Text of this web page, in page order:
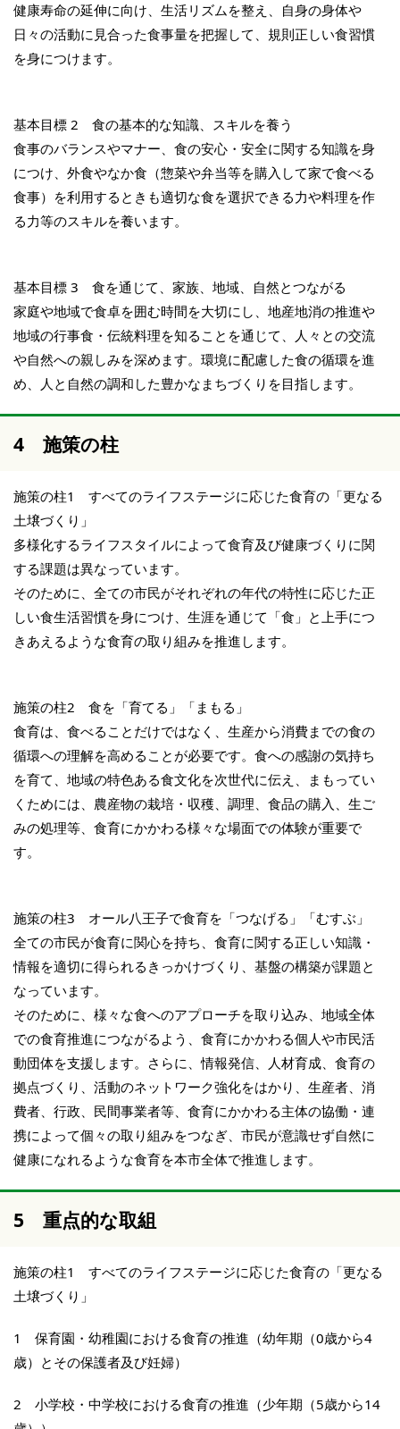
健康寿命の延伸に向け、生活リズムを整え、自身の身体や
日々の活動に見合った食事量を把握して、規則正しい食習慣
を身につけます。
基本目標 2 食の基本的な知識、スキルを養う
食事のバランスやマナー、食の安心・安全に関する知識を身
につけ、外食やなか食（惣菜や弁当等を購入して家で食べる
食事）を利用するときも適切な食を選択できる力や料理を作
る力等のスキルを養います。
基本目標 3 食を通じて、家族、地域、自然とつながる
家庭や地域で食卓を囲む時間を大切にし、地産地消の推進や
地域の行事食・伝統料理を知ることを通じて、人々との交流
や自然への親しみを深めます。環境に配慮した食の循環を進
め、人と自然の調和した豊かなまちづくりを目指します。
4 施策の柱
施策の柱1 すべてのライフステージに応じた食育の「更なる
土壌づくり」
多様化するライフスタイルによって食育及び健康づくりに関
する課題は異なっています。
そのために、全ての市民がそれぞれの年代の特性に応じた正
しい食生活習慣を身につけ、生涯を通じて「食」と上手につ
きあえるような食育の取り組みを推進します。
施策の柱2 食を「育てる」「まもる」
食育は、食べることだけではなく、生産から消費までの食の
循環への理解を高めることが必要です。食への感謝の気持ち
を育て、地域の特色ある食文化を次世代に伝え、まもってい
くためには、農産物の栽培・収穫、調理、食品の購入、生ご
みの処理等、食育にかかわる様々な場面での体験が重要で
す。
施策の柱3 オール八王子で食育を「つなげる」「むすぶ」
全ての市民が食育に関心を持ち、食育に関する正しい知識・
情報を適切に得られるきっかけづくり、基盤の構築が課題と
なっています。
そのために、様々な食へのアプローチを取り込み、地域全体
での食育推進につながるよう、食育にかかわる個人や市民活
動団体を支援します。さらに、情報発信、人材育成、食育の
拠点づくり、活動のネットワーク強化をはかり、生産者、消
費者、行政、民間事業者等、食育にかかわる主体の協働・連
携によって個々の取り組みをつなぎ、市民が意識せず自然に
健康になれるような食育を本市全体で推進します。
5 重点的な取組
施策の柱1 すべてのライフステージに応じた食育の「更なる
土壌づくり」
1 保育園・幼稚園における食育の推進（幼年期（0歳から4
歳）とその保護者及び妊婦）
2 小学校・中学校における食育の推進（少年期（5歳から14